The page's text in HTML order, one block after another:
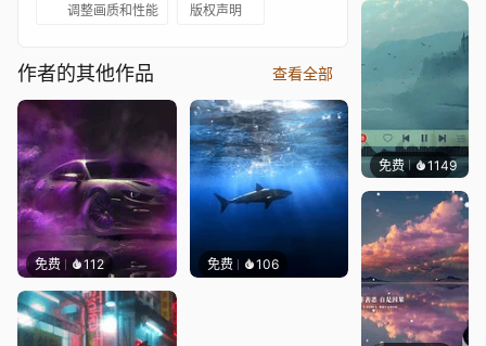
调整画质和性能 版权声明
作者的其他作品 查看全部
免费 112 免费 106
免费 1149冰茶